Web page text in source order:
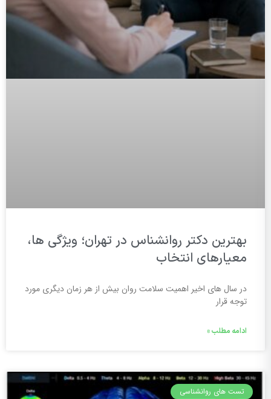
بهترین دکتر روانشناس در تهران؛ ویژگی ها،
معیارهای انتخاب
در سال های اخیر اهمیت سلامت روان بیش از هر زمان دیگری مورد
توجه قرار
ادامه مطلب »
تست های روانشناسی